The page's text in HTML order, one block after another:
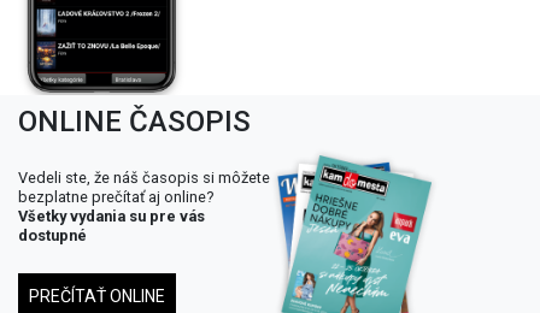
ONLINE ČASOPIS
Vedeli ste, že náš časopis si môžete
bezplatne prečítať aj online?
Všetky vydania su pre vás
dostupné
PREČÍTAŤ ONLINE